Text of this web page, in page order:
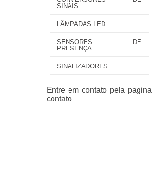
SINAIS
LÂMPADAS LED
SENSORES DE
PRESENÇA
SINALIZADORES